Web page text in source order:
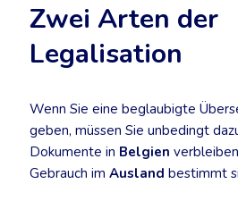
Zwei Arten der
Legalisation
Wenn Sie eine beglaubigte
geben, müssen Sie unbedingt
Dokumente in Belgien
Gebrauch im Ausland bestimmt